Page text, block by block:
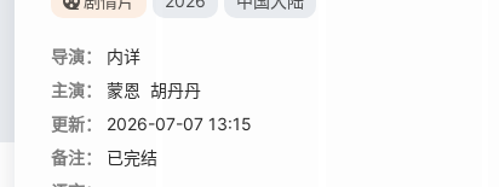
导演：
内详
主演：
蒙恩 胡丹丹
更新：
2026-07-07 13:15
备注：
已完结